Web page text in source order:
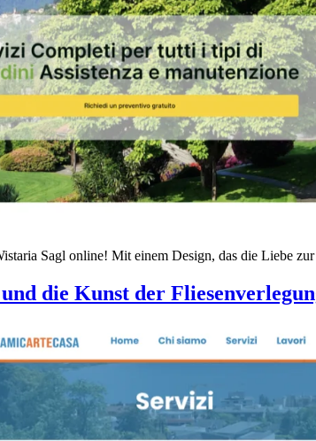
Sagl online! Mit einem Design, das die Liebe
die Kunst der